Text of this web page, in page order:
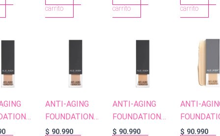
BODY 101
SPARKLING
carrito
BODY 102
BRIGHT GOLD
carrito
carrito
ANTI-AGING
FOUNDATION
53 LIGHT
$ 90.990
ANTI-AGING
FOUNDATION
54 PURE BEIGE
$ 90.990
ANTI-
AF503 SOFT
$ 90.990